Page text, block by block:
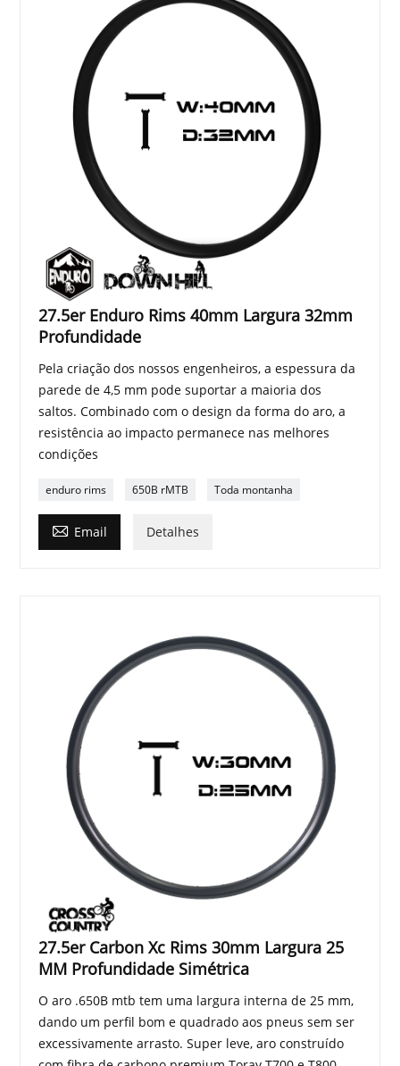
27.5er Enduro Rims 40mm Largura 32mm
Profundidade
Pela criação dos nossos engenheiros, a espessura da
parede de 4,5 mm pode suportar a maioria dos
saltos. Combinado com o design da forma do aro, a
resistência ao impacto permanece nas melhores
condições
enduro rims 650B rMTB Toda montanha
 Email Detalhes
27.5er Carbon Xc Rims 30mm Largura 25
MM Profundidade Simétrica
O aro .650B mtb tem uma largura interna de 25 mm,
dando um perfil bom e quadrado aos pneus sem ser
excessivamente arrasto. Super leve, aro construído